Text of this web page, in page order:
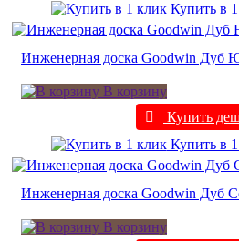
Купить в
Инженерная доска Goodwin Дуб
В корзину
Купить
Купить в
Инженерная доска Goodwin Дуб
В корзину